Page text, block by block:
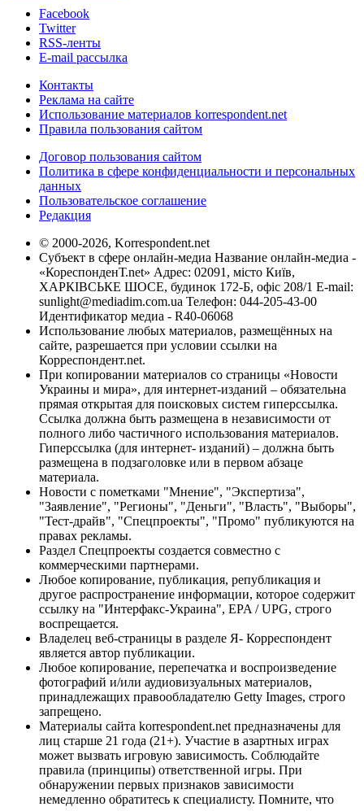
Facebook
Twitter
RSS-ленты
E-mail рассылка
Контакты
Реклама на сайте
Использование материалов korrespondent.net
Правила пользования сайтом
Договор пользования сайтом
Политика в сфере конфиденциальности и персональных
данных
Пользовательское соглашение
Редакция
© 2000-2026, Korrespondent.net
Субъект в сфере онлайн-медиа Название онлайн-медиа -
«КореспонденТ.net» Адрес: 02091, місто Київ,
ХАРКІВСЬКЕ ШОСЕ, будинок 172-Б, офіс 208/1 E-mail:
sunlight@mediadim.com.ua Телефон: 044-205-43-00
Идентификатор медиа - R40-06068
Использование любых материалов, размещённых на
сайте, разрешается при условии ссылки на
Корреспондент.net.
При копировании материалов со страницы «Новости
Украины и мира», для интернет-изданий – обязательна
прямая открытая для поисковых систем гиперссылка.
Ссылка должна быть размещена в независимости от
полного либо частичного использования материалов.
Гиперссылка (для интернет- изданий) – должна быть
размещена в подзаголовке или в первом абзаце
материала.
Новости с пометками "Мнение", "Экспертиза",
"Заявление", "Регионы", "Деньги", "Власть", "Выборы",
"Тест-драйв", "Спецпроекты", "Промо" публикуются на
правах рекламы.
Раздел Спецпроекты создается совместно с
коммерческими партнерами.
Любое копирование, публикация, републикация и
другое распространение информации, которое содержит
ссылку на "Интерфакс-Украина", EPA / UPG, строго
воспрещается.
Владелец веб-страницы в разделе Я- Корреспондент
является автор публикации.
Любое копирование, перепечатка и воспроизведение
фотографий и/или аудиовизуальных материалов,
принадлежащих правообладателю Getty Images, строго
запрещено.
Материалы сайта korrespondent.net предназначены для
лиц старше 21 года (21+). Участие в азартных играх
может вызвать игровую зависимость. Соблюдайте
правила (принципы) ответственной игры. При
обнаружении первых признаков зависимости
немедленно обратитесь к специалисту. Помните, что